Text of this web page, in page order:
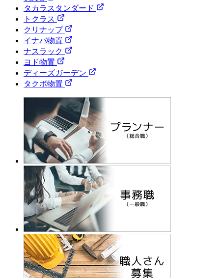
タカラスタンダード
トクラス
クリナップ
イナバ物置
ナスラック
ヨド物置
ディーズガーデン
タクボ物置